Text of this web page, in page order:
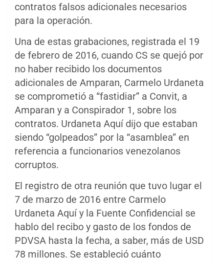
contratos falsos adicionales necesarios
para la operación.
Una de estas grabaciones, registrada el 19
de febrero de 2016, cuando CS se quejó por
no haber recibido los documentos
adicionales de Amparan, Carmelo Urdaneta
se comprometió a “fastidiar” a Convit, a
Amparan y a Conspirador 1, sobre los
contratos. Urdaneta Aquí dijo que estaban
siendo “golpeados” por la “asamblea” en
referencia a funcionarios venezolanos
corruptos.
El registro de otra reunión que tuvo lugar el
7 de marzo de 2016 entre Carmelo
Urdaneta Aquí y la Fuente Confidencial se
hablo del recibo y gasto de los fondos de
PDVSA hasta la fecha, a saber, más de USD
78 millones. Se estableció cuánto